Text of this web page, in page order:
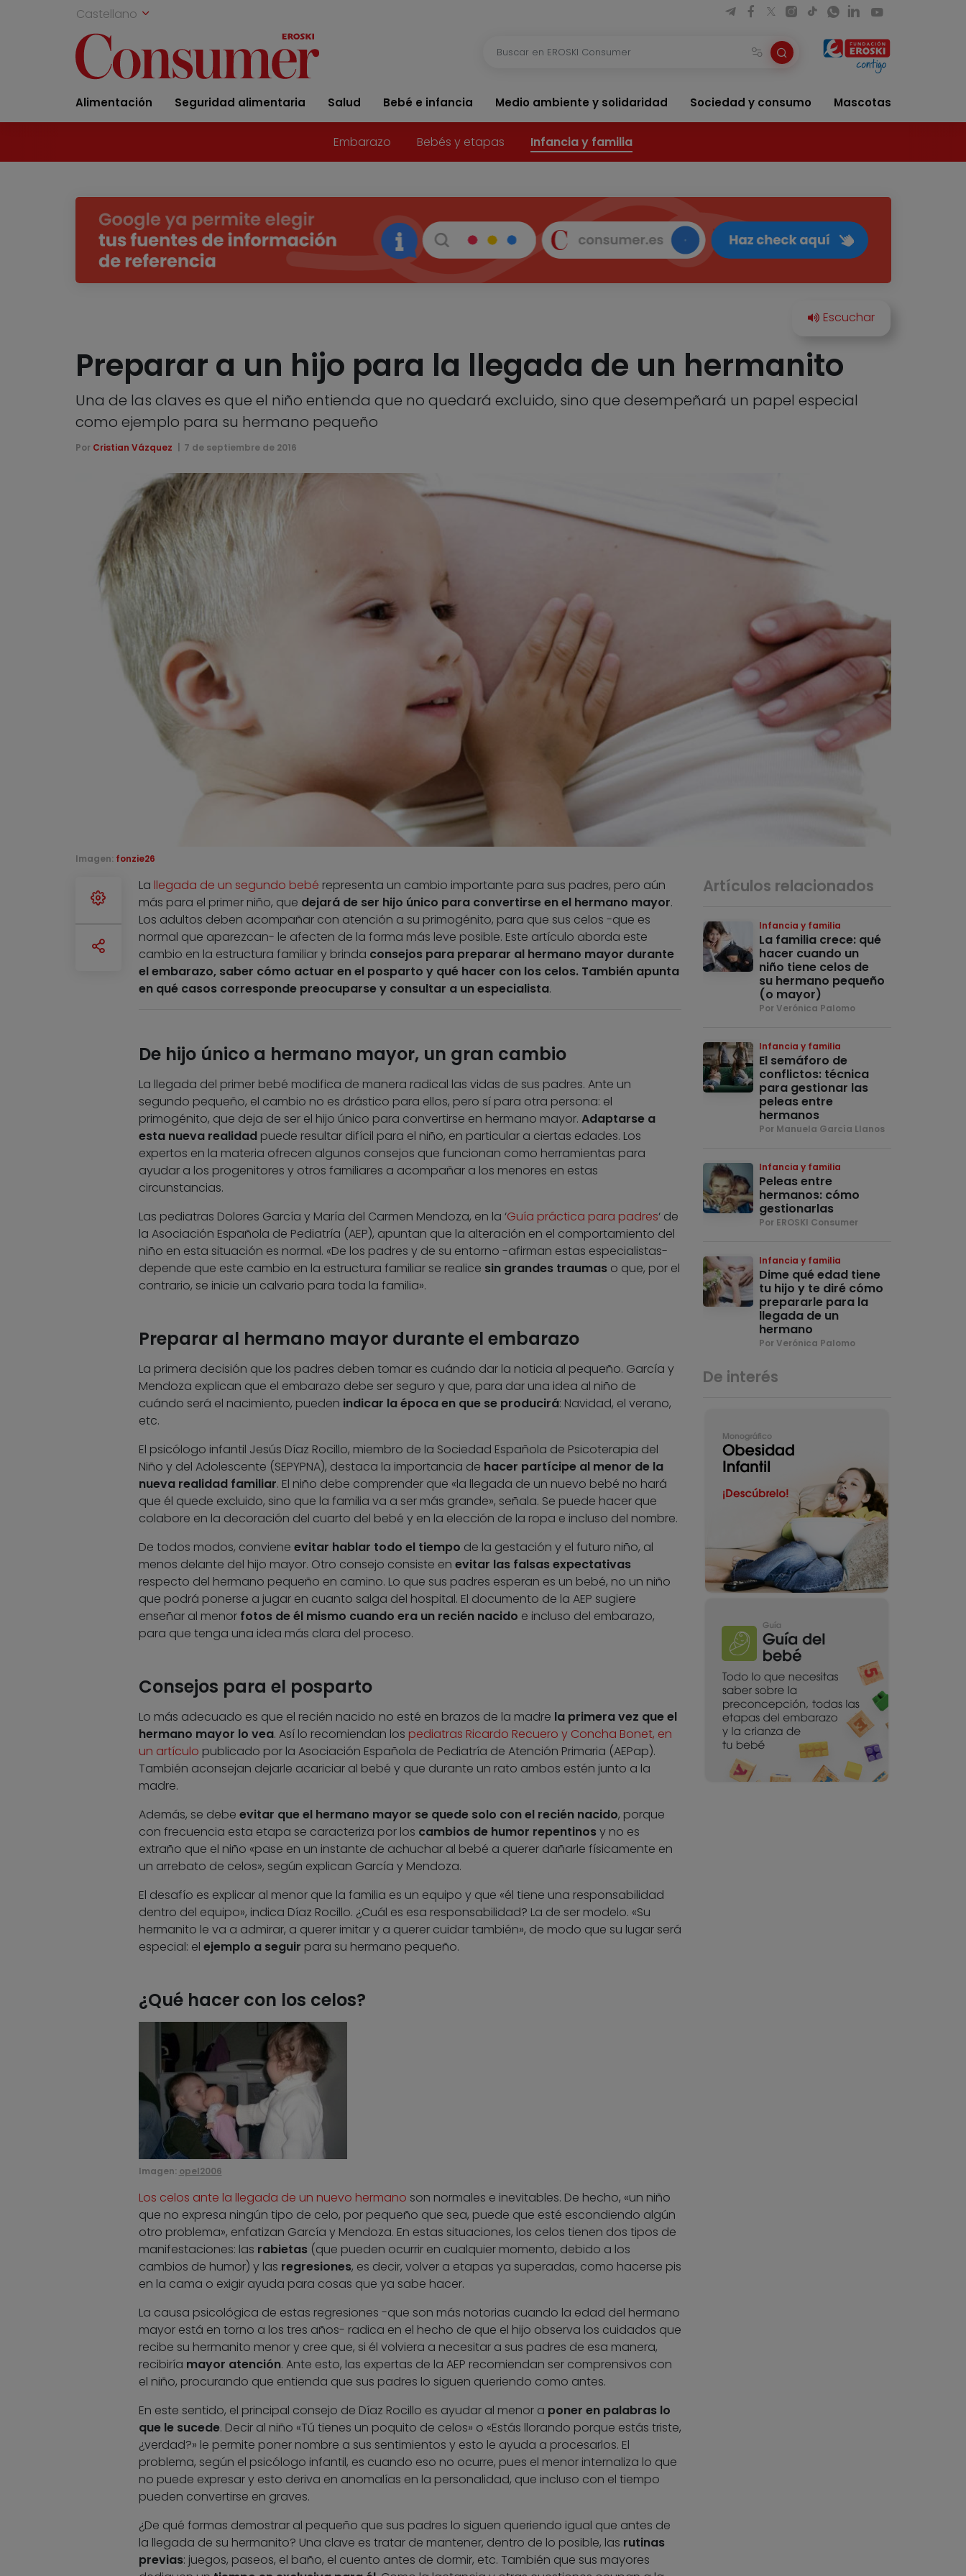
Castellano
Alimentación Seguridad alimentaria Salud Bebé e infancia Medio ambiente y solidaridad Sociedad y consumo Mascotas
Embarazo Bebés y etapas Infancia y familia
Preparar a un hijo para la llegada de un hermanito
Una de las claves es que el niño entienda que no quedará excluido, sino que desempeñará un papel especial
como ejemplo para su hermano pequeño
Por Cristian Vázquez 7 de septiembre de 2016
Imagen: fonzie26
La llegada de un segundo bebé representa un cambio importante para sus padres, pero aún
más para el primer niño, que dejará de ser hijo único para convertirse en el hermano mayor.
Los adultos deben acompañar con atención a su primogénito, para que sus celos -que es
normal que aparezcan- le afecten de la forma más leve posible. Este artículo aborda este
cambio en la estructura familiar y brinda consejos para preparar al hermano mayor durante
el embarazo, saber cómo actuar en el posparto y qué hacer con los celos. También apunta
en qué casos corresponde preocuparse y consultar a un especialista.
De hijo único a hermano mayor, un gran cambio
La llegada del primer bebé modifica de manera radical las vidas de sus padres. Ante un
segundo pequeño, el cambio no es drástico para ellos, pero sí para otra persona: el
primogénito, que deja de ser el hijo único para convertirse en hermano mayor. Adaptarse a
esta nueva realidadpuede resultar difícil para el niño, en particular a ciertas edades. Los
expertos en la materia ofrecen algunos consejos que funcionan como herramientas para
ayudar a los progenitores y otros familiares a acompañar a los menores en estas
circunstancias.
Las pediatras Dolores García y María del Carmen Mendoza, en la ‘Guía práctica para padres‘ de
la Asociación Española de Pediatría (AEP), apuntan que la alteración en el comportamiento del
niño en esta situación es normal. «De los padres y de su entorno -afirman estas especialistas-
depende que este cambio en la estructura familiar se realice sin grandes traumaso que, por el
contrario, se inicie un calvario para toda la familia».
Preparar al hermano mayor durante el embarazo
La primera decisión que los padres deben tomar es cuándo dar la noticia al pequeño. García y
Mendoza explican que el embarazo debe ser seguro y que, para dar una idea al niño de
cuándo será el nacimiento, pueden indicar la época en que se producirá: Navidad, el verano,
etc.
El psicólogo infantil Jesús Díaz Rocillo, miembro de la Sociedad Española de Psicoterapia del
Niño y del Adolescente (SEPYPNA), destaca la importancia de hacer partícipe al menor de la
nueva realidad familiar. El niño debe comprender que «la llegada de un nuevo bebé no hará
que él quede excluido, sino que la familia va a ser más grande», señala. Se puede hacer que
colabore en la decoración del cuarto del bebé y en la elección de la ropa e incluso del nombre.
De todos modos, conviene evitar hablar todo el tiempo de la gestación y el futuro niño, al
menos delante del hijo mayor. Otro consejo consiste en evitar las falsas expectativas
respecto del hermano pequeño en camino. Lo que sus padres esperan es un bebé, no un niño
que podrá ponerse a jugar en cuanto salga del hospital. El documento de la AEP sugiere
enseñar al menor fotos de él mismo cuando era un recién nacido e incluso del embarazo,
para que tenga una idea más clara del proceso.
Consejos para el posparto
Lo más adecuado es que el recién nacido no esté en brazos de la madre la primera vez que el
hermano mayor lo vea. Así lo recomiendan los pediatras Ricardo Recuero y Concha Bonet, en
un artículo publicado por la Asociación Española de Pediatría de Atención Primaria (AEPap).
También aconsejan dejarle acariciar al bebé y que durante un rato ambos estén junto a la
madre.
Además, se debe evitar que el hermano mayor se quede solo con el recién nacido, porque
con frecuencia esta etapa se caracteriza por los cambios de humor repentinosy no es
extraño que el niño «pase en un instante de achuchar al bebé a querer dañarle físicamente en
un arrebato de celos», según explican García y Mendoza.
El desafío es explicar al menor que la familia es un equipo y que «él tiene una responsabilidad
dentro del equipo», indica Díaz Rocillo. ¿Cuál es esa responsabilidad? La de ser modelo. «Su
hermanito le va a admirar, a querer imitar y a querer cuidar también», de modo que su lugar será
especial: el ejemplo a seguir para su hermano pequeño.
¿Qué hacer con los celos?
Imagen: opel2006
Los celos ante la llegada de un nuevo hermano son normales e inevitables. De hecho, «un niño
que no expresa ningún tipo de celo, por pequeño que sea, puede que esté escondiendo algún
otro problema», enfatizan García y Mendoza. En estas situaciones, los celos tienen dos tipos de
manifestaciones: las rabietas(que pueden ocurrir en cualquier momento, debido a los
cambios de humor) y las regresiones, es decir, volver a etapas ya superadas, como hacerse pis
en la cama o exigir ayuda para cosas que ya sabe hacer.
La causa psicológica de estas regresiones -que son más notorias cuando la edad del hermano
mayor está en torno a los tres años- radica en el hecho de que el hijo observa los cuidados que
recibe su hermanito menor y cree que, si él volviera a necesitar a sus padres de esa manera,
recibiría mayor atención. Ante esto, las expertas de la AEP recomiendan ser comprensivos con
el niño, procurando que entienda que sus padres lo siguen queriendo como antes.
En este sentido, el principal consejo de Díaz Rocillo es ayudar al menor a poner en palabras lo
que le sucede. Decir al niño «Tú tienes un poquito de celos» o «Estás llorando porque estás triste,
¿verdad?» le permite poner nombre a sus sentimientos y esto le ayuda a procesarlos. El
problema, según el psicólogo infantil, es cuando eso no ocurre, pues el menor internaliza lo que
no puede expresar y esto deriva en anomalías en la personalidad, que incluso con el tiempo
pueden convertirse en graves.
¿De qué formas demostrar al pequeño que sus padres lo siguen queriendo igual que antes de
la llegada de su hermanito? Una clave es tratar de mantener, dentro de lo posible, las rutinas
previas: juegos, paseos, el baño, el cuento antes de dormir, etc. También que sus mayores
Artículos relacionados
Infancia y familia
La familia crece: qué
hacer cuando un
niño tiene celos de
su hermano pequeño
(o mayor)
Por Verónica Palomo
Infancia y familia
El semáforo de
conflictos: técnica
para gestionar las
peleas entre
hermanos
Por Manuela García Llanos
Infancia y familia
Peleas entre
hermanos: cómo
gestionarlas
Por EROSKI Consumer
Infancia y familia
Dime qué edad tiene
tu hijo y te diré cómo
prepararle para la
llegada de un
hermano
Por Verónica Palomo
De interés